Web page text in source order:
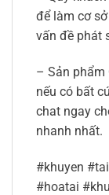
để làm cơ
vấn đề phát
– Sản phẩm
nếu có bất
chat ngay
nhanh nhất.
#khuyen
#hoatai